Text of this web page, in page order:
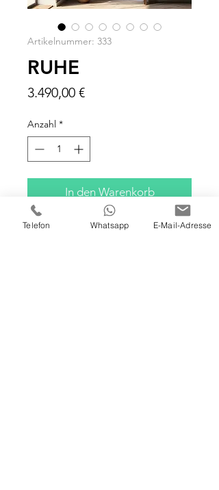
Artikelnummer: 333
RUHE
3.490,00 €Preis
Anzahl *
In den Warenkorb
100 x 120 x 4 cm
Telefon Whatsapp E-Mail-Adresse